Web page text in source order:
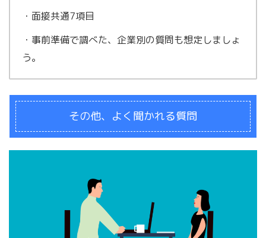
・面接共通7項目
・事前準備で調べた、企業別の質問も想定しましょ
う。
その他、よく聞かれる質問